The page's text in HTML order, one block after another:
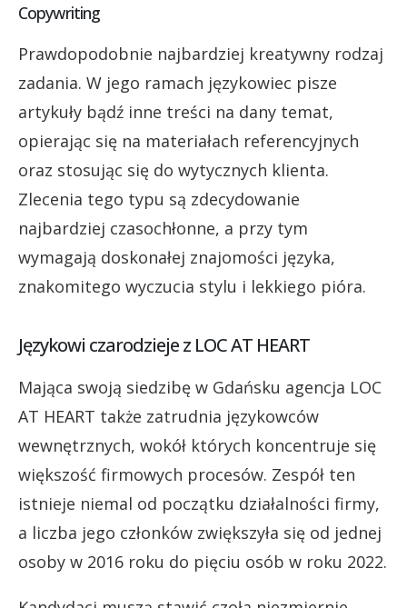
Copywriting
Prawdopodobnie najbardziej kreatywny rodzaj
zadania. W jego ramach językowiec pisze
artykuły bądź inne treści na dany temat,
opierając się na materiałach referencyjnych
oraz stosując się do wytycznych klienta.
Zlecenia tego typu są zdecydowanie
najbardziej czasochłonne, a przy tym
wymagają doskonałej znajomości języka,
znakomitego wyczucia stylu i lekkiego pióra.
Językowi czarodzieje z LOC AT HEART
Mająca swoją siedzibę w Gdańsku agencja LOC
AT HEART także zatrudnia językowców
wewnętrznych, wokół których koncentruje się
większość firmowych procesów. Zespół ten
istnieje niemal od początku działalności firmy,
a liczba jego członków zwiększyła się od jednej
osoby w 2016 roku do pięciu osób w roku 2022.